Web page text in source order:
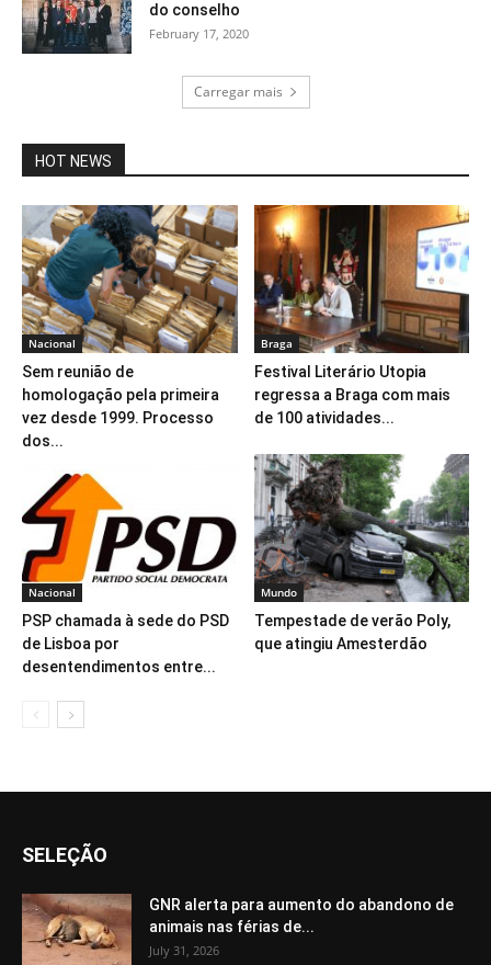
do conselho
February 17, 2020
Carregar mais
HOT NEWS
Nacional
Sem reunião de
homologação pela primeira
vez desde 1999. Processo
dos...
Braga
Festival Literário Utopia
regressa a Braga com mais
de 100 atividades...
Nacional
PSP chamada à sede do PSD
de Lisboa por
desentendimentos entre...
Mundo
Tempestade de verão Poly,
que atingiu Amesterdão
SELEÇÃO
GNR alerta para aumento do abandono de
animais nas férias de...
July 31, 2026